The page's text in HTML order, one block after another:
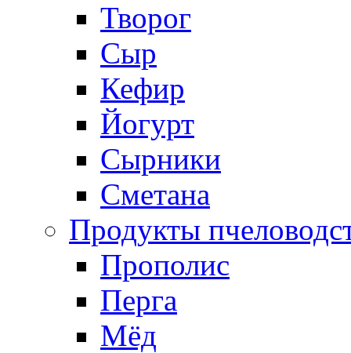
Творог
Сыр
Кефир
Йогурт
Сырники
Сметана
Продукты
Прополис
Перга
Мёд